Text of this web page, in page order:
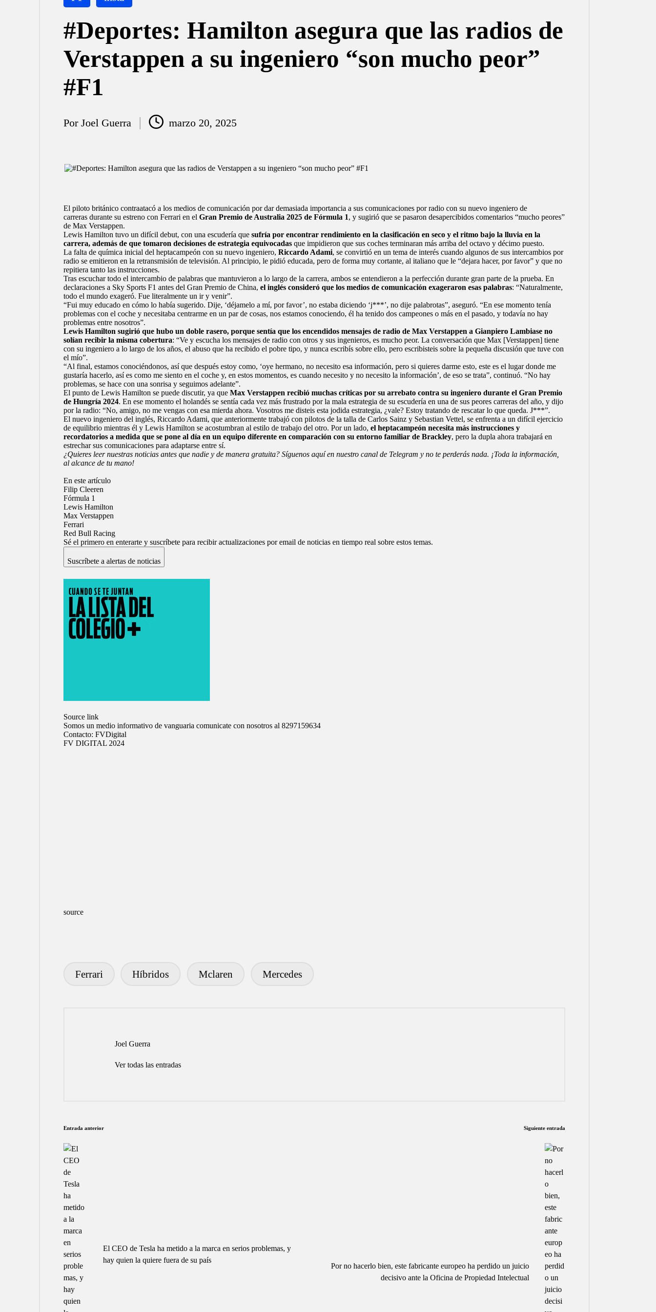
en
#Deportes: Hamilton asegura que las radios de
Verstappen a su ingeniero “son mucho peor”
#F1
Por Joel Guerra marzo 20, 2025
El piloto británico contraatacó a los medios de comunicación por dar demasiada importancia a sus comunicaciones por radio con su nuevo ingeniero de
carreras durante su estreno con Ferrarien el Gran Premio de Australia 2025 de Fórmula 1, y sugirió que se pasaron desapercibidos comentarios “mucho peores”
de Max Verstappen.
Lewis Hamiltontuvo un difícil debut, con una escudería que sufría por encontrar rendimiento en la clasificación en seco y el ritmo bajo la lluvia en la
carrera, además de que tomaron decisiones de estrategia equivocadasque impidieron que sus coches terminaran más arriba del octavo y décimo puesto.
La falta de química inicial del heptacampeón con su nuevo ingeniero, Riccardo Adami, se convirtió en un tema de interés cuando algunos de sus intercambios por
radio se emitieron en la retransmisión de televisión. Al principio, le pidió educada, pero de forma muy cortante, al italiano que le “dejara hacer, por favor” y que no
repitiera tanto las instrucciones.
Tras escuchar todo el intercambio de palabras que mantuvieron a lo largo de la carrera, ambos se entendieron a la perfección durante gran parte de la prueba. En
declaraciones a Sky Sports F1 antes del Gran Premio de China, el inglés consideró que los medios de comunicación exageraron esas palabras: “Naturalmente,
todo el mundo exageró. Fue literalmente un ir y venir”.
“Fui muy educado en cómo lo había sugerido. Dije, ‘déjamelo a mí, por favor’, no estaba diciendo ‘j***’, no dije palabrotas”, aseguró. “En ese momento tenía
problemas con el coche y necesitaba centrarme en un par de cosas, nos estamos conociendo, él ha tenido dos campeones o más en el pasado, y todavía no hay
problemas entre nosotros”.
Lewis Hamilton sugirió que hubo un doble rasero, porque sentía que los encendidos mensajes de radio de Max Verstappen a Gianpiero Lambiase no
solían recibir la misma cobertura: “Ve y escucha los mensajes de radio con otros y sus ingenieros, es mucho peor. La conversación que Max [Verstappen] tiene
con su ingeniero a lo largo de los años, el abuso que ha recibido el pobre tipo, y nunca escribís sobre ello, pero escribisteis sobre la pequeña discusión que tuve con
el mío”.
“Al final, estamos conociéndonos, así que después estoy como, ‘oye hermano, no necesito esa información, pero si quieres darme esto, este es el lugar donde me
gustaría hacerlo, así es como me siento en el coche y, en estos momentos, es cuando necesito y no necesito la información’, de eso se trata”, continuó. “No hay
problemas, se hace con una sonrisa y seguimos adelante”.
El punto de Lewis Hamilton se puede discutir, ya que Max Verstappen recibió muchas críticas por su arrebato contra su ingeniero durante el Gran Premio
de Hungría 2024. En ese momento el holandés se sentía cada vez más frustrado por la mala estrategia de su escudería en una de sus peores carreras del año, y dijo
por la radio: “No, amigo, no me vengas con esa mierda ahora. Vosotros me disteis esta jodida estrategia, ¿vale? Estoy tratando de rescatar lo que queda. J***”.
El nuevo ingeniero del inglés, Riccardo Adami, que anteriormente trabajó con pilotos de la talla de Carlos Sainzy Sebastian Vettel, se enfrenta a un difícil ejercicio
de equilibrio mientras él y Lewis Hamilton se acostumbran al estilo de trabajo del otro. Por un lado, el heptacampeón necesita más instrucciones y
recordatorios a medida que se pone al día en un equipo diferente en comparación con su entorno familiar de Brackley, pero la dupla ahora trabajará en
estrechar sus comunicaciones para adaptarse entre sí.
¿Quieres leer nuestras noticias antes que nadie y de manera gratuita? Síguenos aquí en nuestro canal de Telegram y no te perderás nada. ¡Toda la información,
al alcance de tu mano!
En este artículo
Filip Cleeren
Fórmula 1
Lewis Hamilton
Max Verstappen
Ferrari
Red Bull Racing
Sé el primero en enterarte y suscríbete para recibir actualizaciones por email de noticias en tiempo real sobre estos temas.
Suscríbete a alertas de noticias
Source link
Somos un medio informativo de vanguaria comunicate con nosotros al 8297159634
Contacto: FVDigital
FV DIGITAL 2024
source
Etiquetas:
Ferrari Híbridos Mclaren Mercedes
Joel Guerra
Ver todas las entradas
Navegación
de
entradas
Entrada anterior
El CEO de Tesla ha metido a la marca en serios problemas, y
hay quien la quiere fuera de su país
Siguiente entrada
Por no hacerlo bien, este fabricante europeo ha perdido un juicio
decisivo ante la Oficina de Propiedad Intelectual